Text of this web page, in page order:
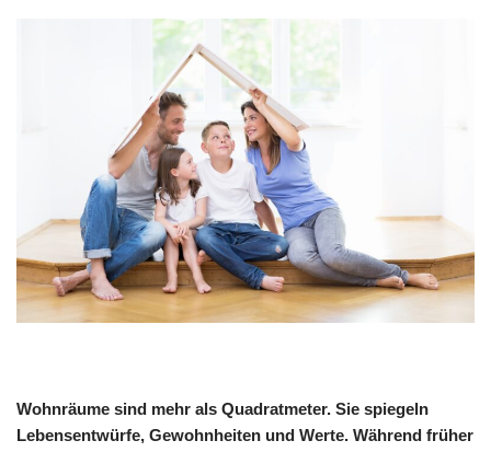
Wohnräume sind mehr als Quadratmeter. Sie spiegeln
Lebensentwürfe, Gewohnheiten und Werte. Während früher